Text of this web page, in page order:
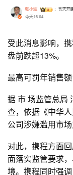
受此消息影响，
盘前跌超13%。
最高可罚年销售
据 市 场监管总局
查，依据《中华
公司涉嫌滥用市
对此，携程方面
面落实监管要求
境。携程同时强